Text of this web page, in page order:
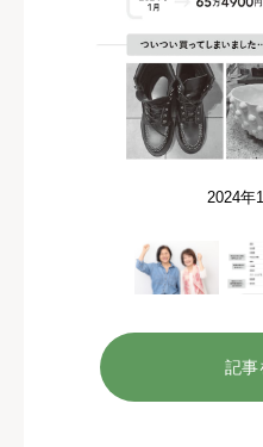
2024年
記事